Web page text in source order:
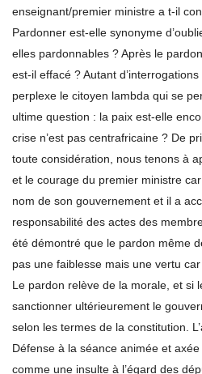
enseignant/premier ministre a t-il
Pardonner est-elle synonyme
elles pardonnables ? Après le
est-il effacé ? Autant
perplexe le citoyen lambda qui se
ultime question : la paix est-elle
crise n’est pas centrafricaine ? De
toute considération, nous tenons à
et le courage du premier ministre
nom de son gouvernement et il a
responsabilité des actes des
été démontré que le pardon même
pas une faiblesse mais une vertu
Le pardon relève de la morale, et si
sanctionner ultérieurement le
selon les termes de la constitution.
Défense à la séance animée et
comme une insulte à l’égard des